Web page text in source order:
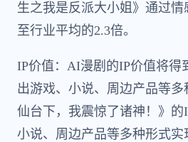
生之我是反派大小姐》通过
至行业平均的2.3倍。
IP价值：AI漫剧的IP价值将得
出游戏、小说、周边产品等
仙台下，我震惊了诸神！》的
小说、周边产品等多种形式实